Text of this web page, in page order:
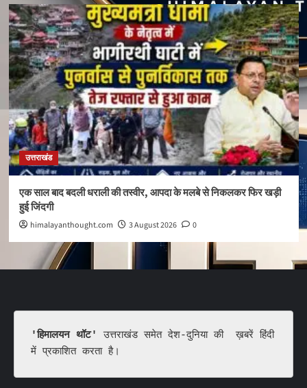
उत्तराखंड
एक साल बाद बदली धराली की तस्वीर, आपदा के मलबे से निकलकर फिर खड़ी
हुई जिंदगी
himalayanthought.com 3 August 2026 0
'हिमालयन थॉट'
उत्तराखंड समेत देश-दुनिया की  ख़बरें हिंदी
में प्रकाशित करता है।